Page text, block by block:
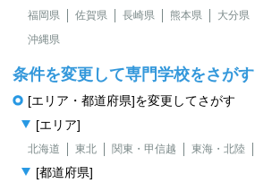
福岡県 佐賀県 長崎県 熊本県 大分県
沖縄県
条件を変更して専門学校をさがす
[エリア・都道府県]を変更してさがす
[エリア]
北海道 東北 関東・甲信越 東海・北陸
[都道府県]